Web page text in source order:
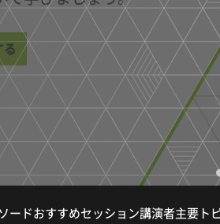
ードおすすめセッション講演者主要ト